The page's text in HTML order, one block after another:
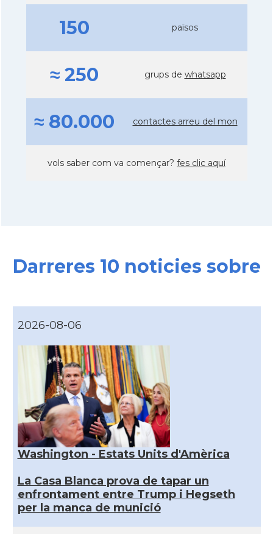
150 països
≈ 250 grups de whatsapp
≈ 80.000 contactes arreu del mon
vols saber com va començar? fes clic aquí
Darreres 10 noticies sobre
2026-08-06
Washington - Estats Units d'Amèrica
La Casa Blanca prova de tapar un
enfrontament entre Trump i Hegseth
per la manca de munició